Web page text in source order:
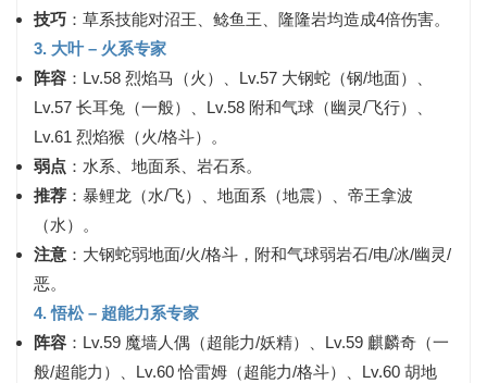
技巧 ：草系技能对沼王、鲶鱼王、隆隆岩均造成4倍伤害。
3. 大叶 – 火系专家
阵容 ：Lv.58 烈焰马（火）、Lv.57 大钢蛇（钢/地面）、
Lv.57 长耳兔（一般）、Lv.58 附和气球（幽灵/飞行）、
Lv.61 烈焰猴（火/格斗）。
弱点 ：水系、地面系、岩石系。
推荐 ：暴鲤龙（水/飞）、地面系（地震）、帝王拿波
（水）。
注意 ：大钢蛇弱地面/火/格斗，附和气球弱岩石/电/冰/幽灵/
恶。
4. 悟松 – 超能力系专家
阵容 ：Lv.59 魔墙人偶（超能力/妖精）、Lv.59 麒麟奇（一
般/超能力）、Lv.60 恰雷姆（超能力/格斗）、Lv.60 胡地